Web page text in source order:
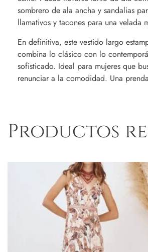
sombrero de ala ancha y sandalias
llamativos y tacones para una velada
En definitiva, este vestido largo
combina lo clásico con lo
sofisticado. Ideal para mujeres que
renunciar a la comodidad. Una
Productos